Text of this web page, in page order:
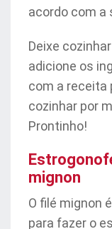
acordo com a
Deixe
adicione os
com a receita
cozinhar por
Prontinho!
mignon
O filé mignon
para fazer o